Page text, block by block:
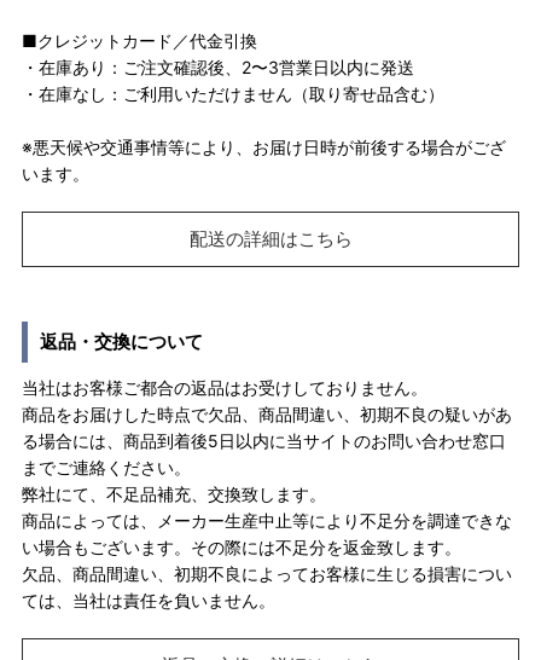
■クレジットカード／代金引換
・在庫あり：ご注文確認後、2〜3営業日以内に発送
・在庫なし：ご利用いただけません（取り寄せ品含む）
※悪天候や交通事情等により、お届け日時が前後する場合がござ
います。
配送の詳細はこちら
返品・交換について
当社はお客様ご都合の返品はお受けしておりません。
商品をお届けした時点で欠品、商品間違い、初期不良の疑いがあ
る場合には、商品到着後5日以内に当サイトのお問い合わせ窓口
までご連絡ください。
弊社にて、不足品補充、交換致します。
商品によっては、メーカー生産中止等により不足分を調達できな
い場合もございます。その際には不足分を返金致します。
欠品、商品間違い、初期不良によってお客様に生じる損害につい
ては、当社は責任を負いません。